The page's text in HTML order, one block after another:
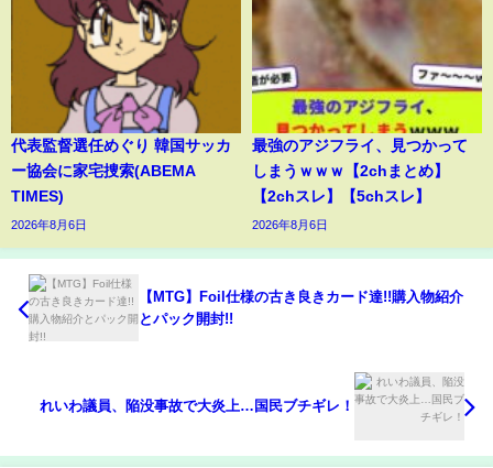
代表監督選任めぐり 韓国サッカ
ー協会に家宅捜索(ABEMA
TIMES)
2026年8月6日
最強のアジフライ、見つかって
しまうｗｗｗ【2chまとめ】
【2chスレ】【5chスレ】
2026年8月6日
【MTG】Foil仕様の古き良きカード達!!購入物紹介
とパック開封!!
れいわ議員、陥没事故で大炎上…国民ブチギレ！